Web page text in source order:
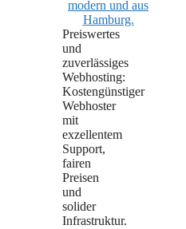
Preiswertes
und
zuverlässiges
Webhosting:
Kostengünstiger
Webhoster
mit
exzellentem
Support,
fairen
Preisen
und
solider
Infrastruktur.